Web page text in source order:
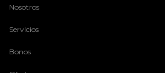
Nosotros
Servicios
Bonos